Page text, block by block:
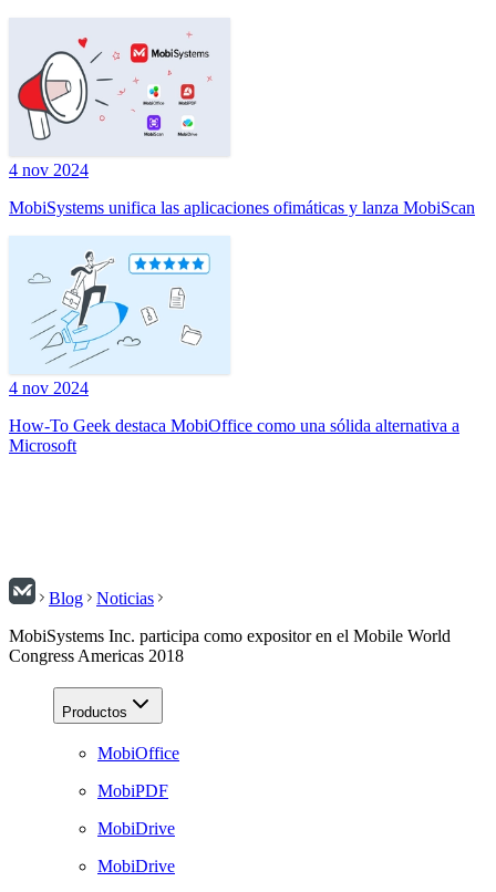
4 nov 2024
MobiSystems unifica las aplicaciones ofimáticas y lanza MobiScan
4 nov 2024
How-To Geek destaca MobiOffice como una sólida alternativa a
Microsoft
Blog
Noticias
MobiSystems Inc. participa como expositor en el Mobile World
Congress Americas 2018
Productos
MobiOffice
MobiPDF
MobiDrive
MobiDrive